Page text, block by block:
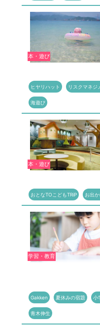
本・遊び
ヒヤリハット リスクマネジ
海遊び
本・遊び
おとなTOこどもTRiP お出
学習・教育
Gakken 夏休みの宿題 小
青木伸生